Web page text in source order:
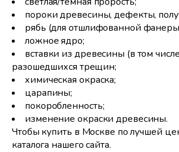
пороки древесины, дефекты,
рябь (для отшлифованной
ложное ядро;
вставки из древесины (в том
разошедшихся трещин;
химическая окраска;
царапины;
покоробленность;
изменение окраски древесины.
Чтобы купить в Москве по лучшей
каталога нашего сайта.